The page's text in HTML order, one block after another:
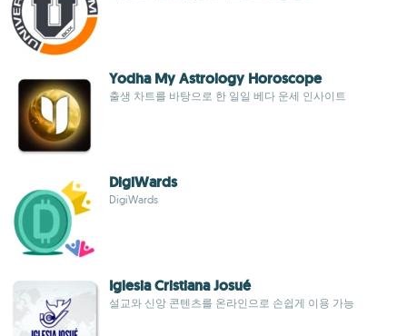
Yodha My Astrology Horoscope
출생 차트를 바탕으로 한 일일 베다 운세 인사이트
DigiWards
DigiWards
Iglesia Cristiana Josué
설교와 신앙 콘텐츠를 온라인으로 손쉽게 이용 가능